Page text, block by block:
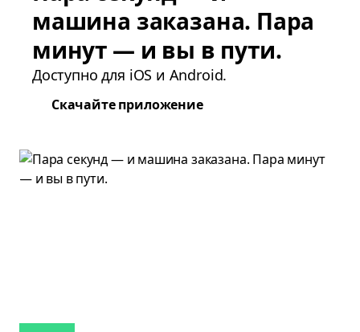
машина заказана. Пара
минут — и вы в пути.
Доступно для iOS и Android.
Скачайте приложение